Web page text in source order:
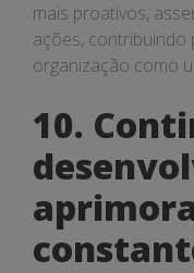
mais proativos,
ações, contribuindo
organização como
10.